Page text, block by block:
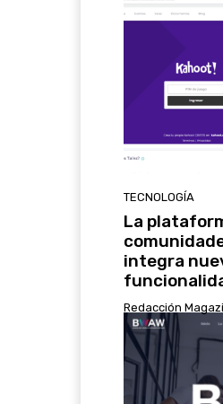
TECNOLOGÍA
La
integra
Redacción